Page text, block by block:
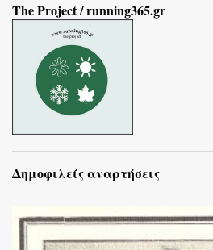
The Project / running365.gr
Δημοφιλείς αναρτήσεις